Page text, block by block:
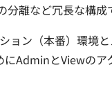
離など冗長な構成
ョン（本番）環境
AdminとViewのア